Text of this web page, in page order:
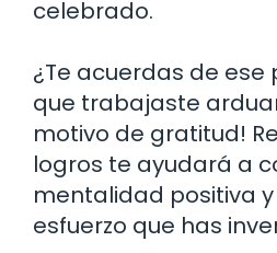
celebrado.
¿Te acuerdas de ese
que trabajaste
motivo de gratitud!
logros te ayudará a
mentalidad positiva
esfuerzo que has